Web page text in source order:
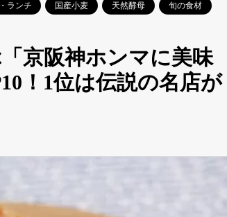
ランチ 国産小麦 天然酵母 旬の食材
京阪神ホンマに美味
！1位は伝説の名店が